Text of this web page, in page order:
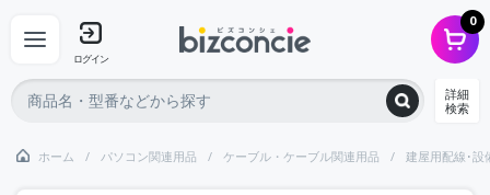
ログイン
0
詳細
検索
ホーム パソコン関連用品 ケーブル・ケーブル関連用品 建屋用配線･設